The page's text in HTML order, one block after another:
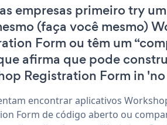
empresas primeiro try
(faça você mesmo)
Form ou têm um
afirma que pode
Registration Form in
encontrar aplicativos
Form de código aberto ou